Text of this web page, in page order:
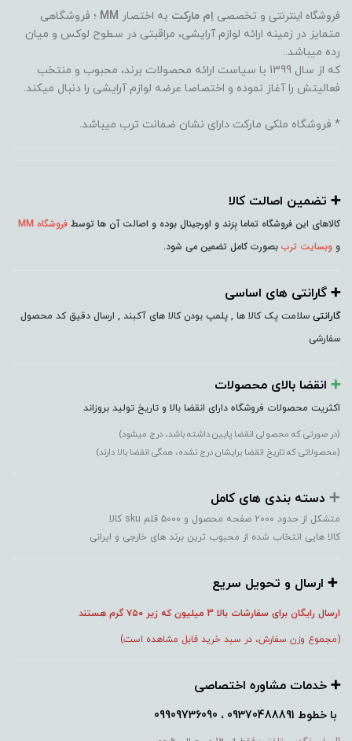
فروشگاه اینترنتی و تخصصی اِم مارکت به اختصار MM ؛ فروشگاهی
متمایز در زمینه ارائه لوازم آرایشی، مراقبتی در سطوح لوکس و میان
رده میباشد..
که از سال 1399 با سیاست ارائه محصولات برند، محبوب و منتخب
فعالیتش را آغاز نموده و اختصاصا عرضه لوازم آرایشی را دنبال میکند.
* فروشگاه ملکی مارکت دارای نشان ضمانت ترب میباشد.
➕️ تضمین اصالت کالا
کالاهای این فروشگاه تماما بِرَند و اورجینال بوده و اصالت آن ها توسط فروشگاه MM
و وبسایت ترب بصورت کامل تضمین می شود.
➕️ گارانتی های اساسی
گارانتی سلامت پک کالا ها , پلمپ بودن کالا های آکبند , ارسال دقیق کد محصول
سفارشی
➕️ انقضا بالای محصولات
اکثریت محصولات فروشگاه دارای انقضا بالا و تاریخ تولید بروزاند
(در صورتی که محصولی انقضا پایین داشته باشد، درج میشود)
(محصولاتی که تاریخ انقضا برایشان درج نشده، همگی انقضا بالا دارند)
➕️ دسته بندی های کامل
متشکل از حدود ۲۰۰۰ صفحه محصول و ۵۰۰۰ قلم sku کالا
کالا هایی انتخاب شده از محبوب ترین برند های خارجی و ایرانی
➕️ ارسال و تحویل سریع
ارسال رایگان برای سفارشات بالا 3 میلیون که زیر ۷۵۰ گرم هستند
(مجموع وزن سفارش، در سبد خرید قابل مشاهده است)
➕️ خدمات مشاوره اختصاصی
با خطوط 09370488891 ، 09909736090